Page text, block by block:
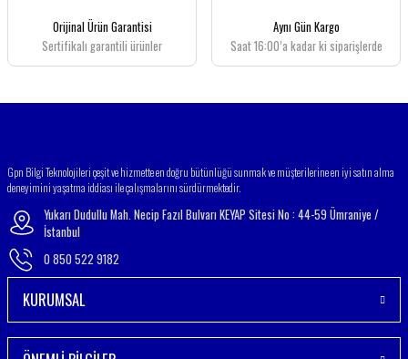
Bu ürüne benzer farklı alternatifler olmalı.
Orijinal Ürün Garantisi
Sertifikalı garantili ürünler
Aynı Gün Kargo
Saat 16:00’a kadar ki siparişlerde
Gpn Bilgi Teknolojileri çeşit ve hizmette en doğru bütünlüğü sunmak ve müşterilerine en iyi satın alma
deneyimini yaşatma iddiası ile çalışmalarını sürdürmektedir.
Yukarı Dudullu Mah. Necip Fazıl Bulvarı KEYAP Sitesi No : 44-59 Ümraniye /
İstanbul
0 850 522 9182
KURUMSAL